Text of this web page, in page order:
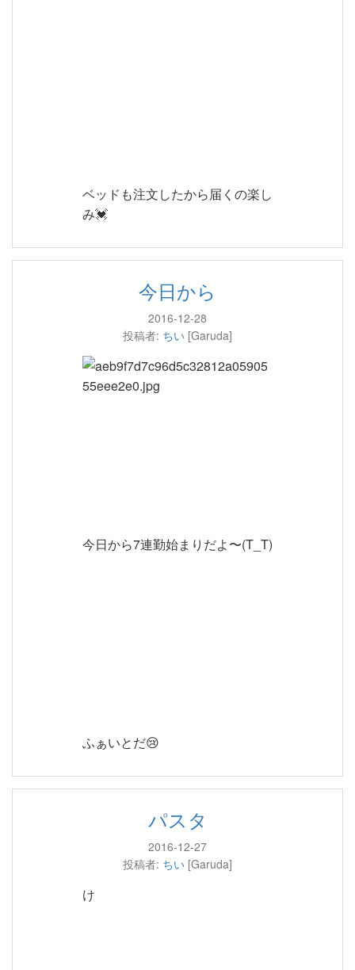
ベッドも注文したから届くの楽し
み💓
今日から
2016-12-28
投稿者: ちい [Garuda]
今日から7連勤始まりだよ〜(T_T)
ふぁいとだ😢
パスタ
2016-12-27
投稿者: ちい [Garuda]
け